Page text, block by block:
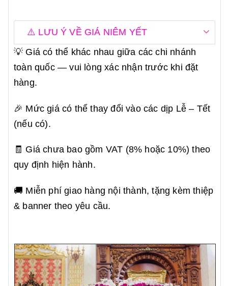
⚠️ LƯU Ý VỀ GIÁ NIÊM YẾT
💡 Giá có thể khác nhau giữa các chi nhánh
toàn quốc — vui lòng xác nhận trước khi đặt
hàng.
🎉 Mức giá có thể thay đổi vào các dịp Lễ – Tết
(nếu có).
🧾 Giá chưa bao gồm VAT (8% hoặc 10%) theo
quy định hiện hành.
🚚 Miễn phí giao hàng nội thành, tặng kèm thiệp
& banner theo yêu cầu.